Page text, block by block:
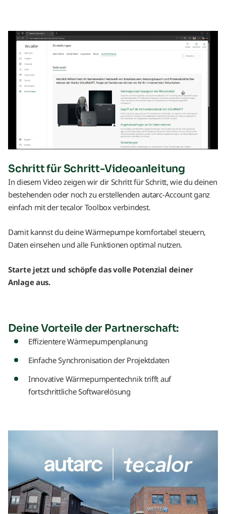
Schritt für Schritt-Videoanleitung
In diesem Video zeigen wir dir Schritt für Schritt, wie du deinen
bestehenden oder noch zu erstellenden autarc‑Account ganz
einfach mit der tecalor Toolbox verbindest.
Damit kannst du deine Wärmepumpe komfortabel steuern,
Daten einsehen und alle Funktionen optimal nutzen.
Starte jetzt und schöpfe das volle Potenzial deiner
Anlage aus.
Deine Vorteile der Partnerschaft:
Effizientere Wärmepumpenplanung
Einfache Synchronisation der Projektdaten
Innovative Wärmepumpentechnik trifft auf
fortschrittliche Softwarelösung